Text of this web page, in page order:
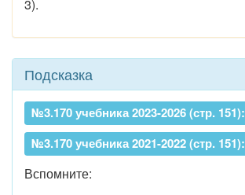
3).
Подсказка
№3.170 учебника 2023-2026 (стр. 151):
№3.170 учебника 2021-2022 (стр. 151):
Вспомните: